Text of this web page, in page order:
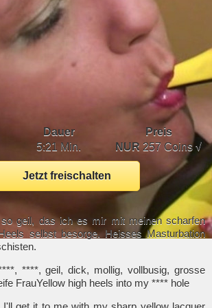
Dauer
Preis
5:21 Min. NUR 257 Coins √
Jetzt freischalten
geil, das ich es mir mit meinen scharfen
selbst besorge. Heisses Masturbation
****, geil, dick, mollig, vollbusig, grosse
FrauYellow high heels into my **** hole